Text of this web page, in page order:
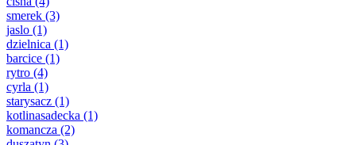
smerek (3)
jaslo (1)
dzielnica (1)
barcice (1)
rytro (4)
cyrla (1)
starysacz (1)
kotlinasadecka (1)
komancza (2)